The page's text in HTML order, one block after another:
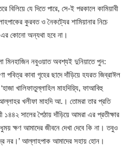
যে দিতে পারে, সে-ই পরকালে কামিয়াবী
কুরবত ও নৈকট্যের শামিয়ানার নিচে
কোনো অন্যথা হবে না।
নবুওয়াত অবশ্যই দুনিয়াতে পুন:
পবিত্র কাবা গৃহের ছাদে দাঁড়িয়ে হযরত জিব্রাঈল
খালিফাতুল্লাহিল মাহদিয়্যি, ফাআবিহু
আল্লাহর খলীফা মাহদি আ.। তোমরা তার প্রতি
সালের পৈঠায় দাঁড়িয়ে আমরা এর প্রতীক্ষার
ক্ষণ আমাদের জীবনে দেখা দেবে কি না। তবুও
নর।’ আল্লাহপাক আমাদের সহায় হোন।